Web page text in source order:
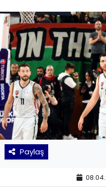
Paylaş
GÜNCEL
KÜLTÜR SANAT
MAGAZİN
POLİTİKA
SAĞLIK
Siyaset